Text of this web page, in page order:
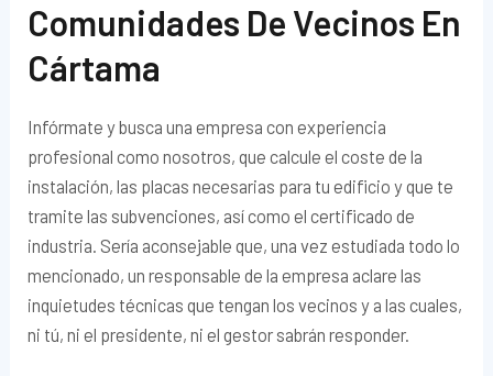
Comunidades De Vecinos En
Cártama
Infórmate y busca una empresa con experiencia
profesional como nosotros, que calcule el coste de la
instalación, las placas necesarias para tu edificio y que te
tramite las subvenciones, así como el certificado de
industria. Sería aconsejable que, una vez estudiada todo lo
mencionado, un responsable de la empresa aclare las
inquietudes técnicas que tengan los vecinos y a las cuales,
ni tú, ni el presidente, ni el gestor sabrán responder.